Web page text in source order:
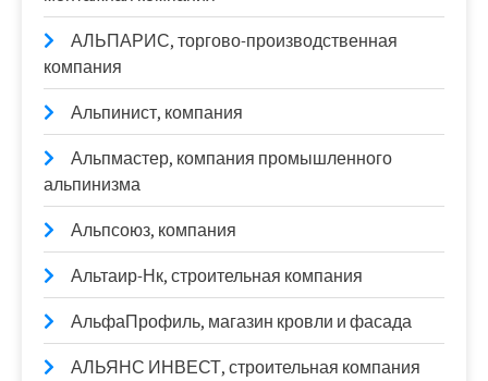
АЛЬПАРИС, торгово-производственная
компания
Альпинист, компания
Альпмастер, компания промышленного
альпинизма
Альпсоюз, компания
Альтаир-Нк, строительная компания
АльфаПрофиль, магазин кровли и фасада
АЛЬЯНС ИНВЕСТ, строительная компания